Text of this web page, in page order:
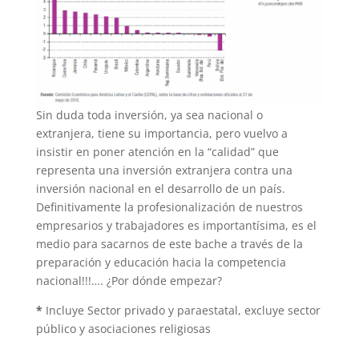
Sin duda toda inversión, ya sea nacional o
extranjera, tiene su importancia, pero vuelvo a
insistir en poner atención en la “calidad” que
representa una inversión extranjera contra una
inversión nacional en el desarrollo de un país.
Definitivamente la profesionalización de nuestros
empresarios y trabajadores es importantísima, es el
medio para sacarnos de este bache a través de la
preparación y educación hacia la competencia
nacional!!!…. ¿Por dónde empezar?
* Incluye Sector privado y paraestatal, excluye sector
público y asociaciones religiosas